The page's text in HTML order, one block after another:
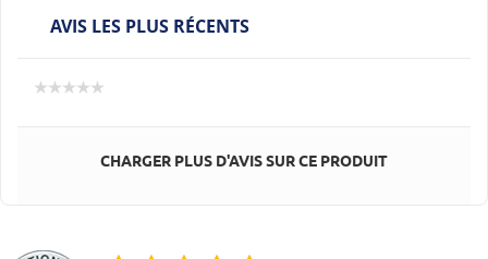
AVIS LES PLUS RÉCENTS
CHARGER PLUS D'AVIS SUR CE PRODUIT